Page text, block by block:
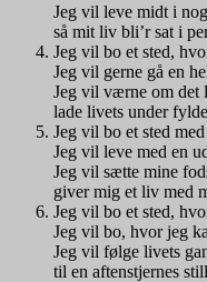
Jeg vil leve midt i
så mit liv bli’r sat i
Jeg vil bo et sted,
Jeg vil gerne gå en
Jeg vil værne om det
lade livets under
Jeg vil bo et sted
Jeg vil leve med en
Jeg vil sætte mine
giver mig et liv med
Jeg vil bo et sted,
Jeg vil bo, hvor jeg
Jeg vil følge livets
til en aftenstjernes